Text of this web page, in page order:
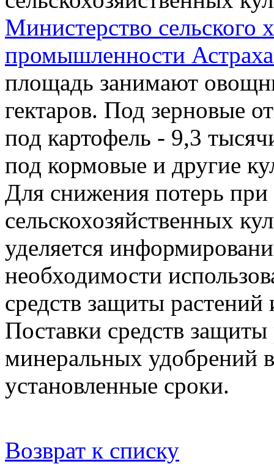
Министерство сельского
промышленности
площадь занимают
гектаров. Под зерновые
под картофель - 9,3
под кормовые и другие
Для снижения потерь
сельскохозяйственных
уделяется
необходимости
средств защиты
Поставки средств
минеральных удобрений
установленные сроки.
Возврат к списку